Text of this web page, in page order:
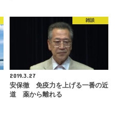
雑談
2019.3.27
安保徹 免疫力を上げる一番の近
道 薬から離れる